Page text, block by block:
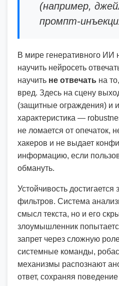
(например,
промпт-
В мире генеративного ИИ
научить нейросеть
научить не отвечать на
вред. Здесь на сцену
(защитные ограждения) и
характеристика —
не ломается от опечаток,
хакеров и не выдает
информацию, если
обмануть.
Устойчивость
фильтров. Система
смысл текста, но и его
злоумышленник
запрет через сложную
системные команды,
механизмы распознают
ответ, сохраняя